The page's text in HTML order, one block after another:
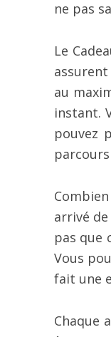
ne pas
Le
au
instant.
pouvez
arrivé
pas que
Vous
fait une
Chaque